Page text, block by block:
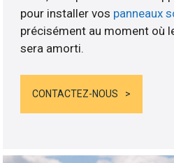
pour installer vos panneaux
précisément au moment où
sera amorti.
CONTACTEZ-NOUS